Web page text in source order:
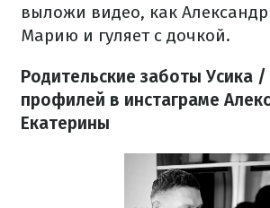
выложи видео, как
Марию и гуляет с дочкой.
Родительские заботы Усика
профилей в инстаграме
Екатерины